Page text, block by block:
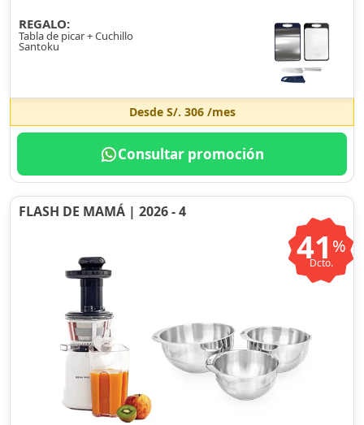
REGALO:
Tabla de picar + Cuchillo
Santoku
Desde S/. 306/mes
Consultar promoción
FLASH DE MAMÁ | 2026 - 4
41 %
Dcto.